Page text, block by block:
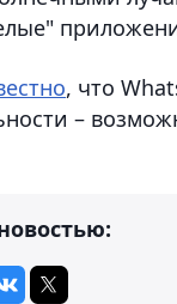
, что
–